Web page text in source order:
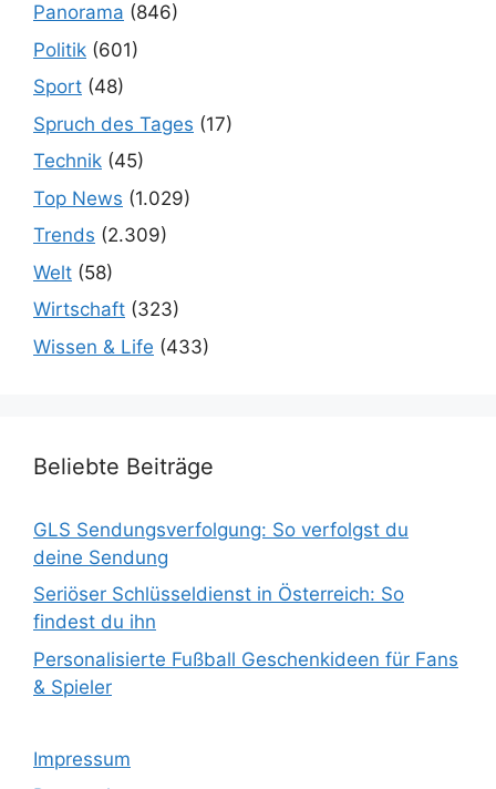
Panorama (846)
Politik (601)
Sport (48)
Spruch des Tages (17)
Technik (45)
Top News (1.029)
Trends (2.309)
Welt (58)
Wirtschaft (323)
Wissen & Life (433)
Beliebte Beiträge
GLS Sendungsverfolgung: So verfolgst du
deine Sendung
Seriöser Schlüsseldienst in Österreich: So
findest du ihn
Personalisierte Fußball Geschenkideen für Fans
& Spieler
Impressum